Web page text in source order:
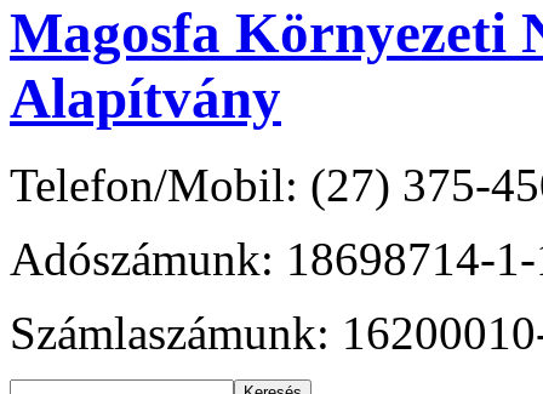
Magosfa Környezeti
Alapítvány
Telefon/Mobil: (27) 375-
Adószámunk: 18698714-
Számlaszámunk: